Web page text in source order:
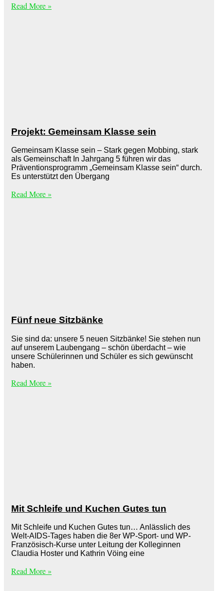
Read More »
Projekt: Gemeinsam Klasse sein
Gemeinsam Klasse sein – Stark gegen Mobbing, stark
als Gemeinschaft In Jahrgang 5 führen wir das
Präventionsprogramm „Gemeinsam Klasse sein“ durch.
Es unterstützt den Übergang
Read More »
Fünf neue Sitzbänke
Sie sind da: unsere 5 neuen Sitzbänke! Sie stehen nun
auf unserem Laubengang – schön überdacht – wie
unsere Schülerinnen und Schüler es sich gewünscht
haben.
Read More »
Mit Schleife und Kuchen Gutes tun
Mit Schleife und Kuchen Gutes tun… Anlässlich des
Welt-AIDS-Tages haben die 8er WP-Sport- und WP-
Französisch-Kurse unter Leitung der Kolleginnen
Claudia Hoster und Kathrin Vöing eine
Read More »